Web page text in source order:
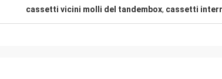
di proveedor di
ha, ellos muy di
Il empresa muy di
di Consideramos, ya di
cassetti vicini molli del tandembox, cassetti